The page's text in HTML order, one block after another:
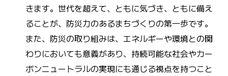
きます。世代を超えて、ともに気づき、ともに備え
ることが、防災力のあるまちづくりの第一歩です。
また、防災の取り組みは、エネルギーや環境との関
わりにおいても意義があり、持続可能な社会やカー
ボンニュートラルの実現にも通じる視点を持つこと